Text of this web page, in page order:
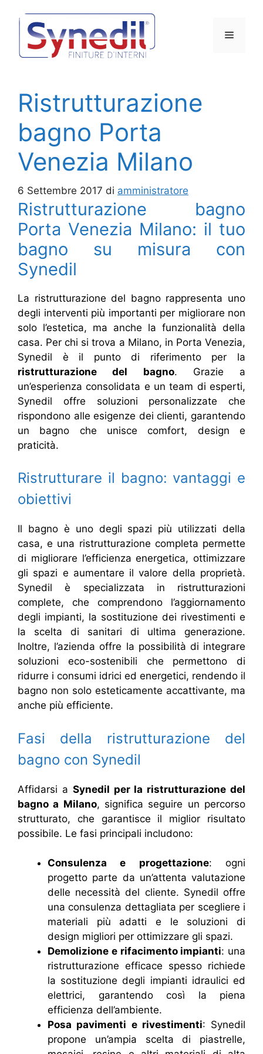
contenuto
Menu
Ristrutturazione
bagno Porta
Venezia Milano
6 Settembre 2017 di amministratore
Ristrutturazione bagno
Porta Venezia Milano: il tuo
bagno su misura con
Synedil
La ristrutturazione del bagno rappresenta uno
degli interventi più importanti per migliorare non
solo l’estetica, ma anche la funzionalità della
casa. Per chi si trova a Milano, in Porta Venezia,
Synedil è il punto di riferimento per la
ristrutturazione del bagno. Grazie a
un’esperienza consolidata e un team di esperti,
Synedil offre soluzioni personalizzate che
rispondono alle esigenze dei clienti, garantendo
un bagno che unisce comfort, design e
praticità.
Ristrutturare il bagno: vantaggi e
obiettivi
Il bagno è uno degli spazi più utilizzati della
casa, e una ristrutturazione completa permette
di migliorare l’efficienza energetica, ottimizzare
gli spazi e aumentare il valore della proprietà.
Synedil è specializzata in ristrutturazioni
complete, che comprendono l’aggiornamento
degli impianti, la sostituzione dei rivestimenti e
la scelta di sanitari di ultima generazione.
Inoltre, l’azienda offre la possibilità di integrare
soluzioni eco-sostenibili che permettono di
ridurre i consumi idrici ed energetici, rendendo il
bagno non solo esteticamente accattivante, ma
anche più efficiente.
Fasi della ristrutturazione del
bagno con Synedil
Affidarsi a Synedil per la ristrutturazione del
bagno a Milano, significa seguire un percorso
strutturato, che garantisce il miglior risultato
possibile. Le fasi principali includono:
Consulenza e progettazione: ogni
progetto parte da un’attenta valutazione
delle necessità del cliente. Synedil offre
una consulenza dettagliata per scegliere i
materiali più adatti e le soluzioni di
design migliori per ottimizzare gli spazi.
Demolizione e rifacimento impianti: una
ristrutturazione efficace spesso richiede
la sostituzione degli impianti idraulici ed
elettrici, garantendo così la piena
efficienza dell’ambiente.
Posa pavimenti e rivestimenti: Synedil
propone un’ampia scelta di piastrelle,